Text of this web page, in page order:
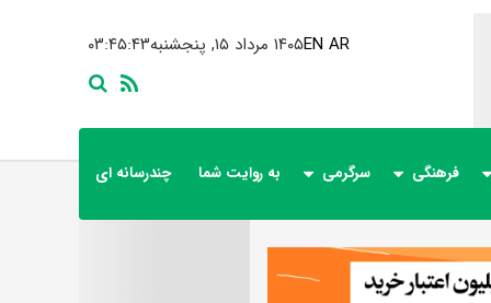
۰۳:۴۵:۴۴ ۱۴۰۵ مرداد ۱۵, پنجشنبهEN AR
فرهنگی سرگرمی به روایت شما چندرسانه ای